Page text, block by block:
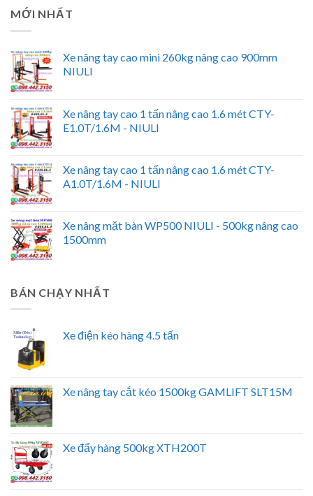
MỚI NHẤT
Xe nâng tay cao mini 260kg nâng cao 900mm
NIULI
Xe nâng tay cao 1 tấn nâng cao 1.6 mét CTY-
E1.0T/1.6M - NIULI
Xe nâng tay cao 1 tấn nâng cao 1.6 mét CTY-
A1.0T/1.6M - NIULI
Xe nâng mặt bàn WP500 NIULI - 500kg nâng cao
1500mm
BÁN CHẠY NHẤT
Xe điện kéo hàng 4.5 tấn
Xe nâng tay cắt kéo 1500kg GAMLIFT SLT15M
Xe đẩy hàng 500kg XTH200T